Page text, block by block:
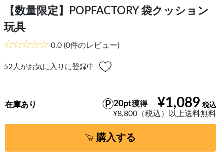
【数量限定】POPFACTORY 袋クッション
玩具
0.0 (0件のレビュー)
52 人がお気に入りに登録中
¥1,089
20pt獲得
¥8,800（税込）以上送料無料
在庫あり
購入する